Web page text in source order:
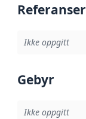
Referanser
Ikke oppgitt
Gebyr
Ikke oppgitt